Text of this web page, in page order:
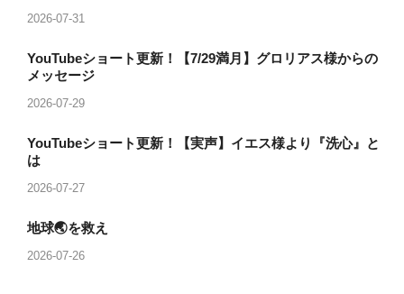
2026-07-31
YouTubeショート更新！【7/29満月】グロリアス様からの
メッセージ
2026-07-29
YouTubeショート更新！【実声】イエス様より『洗心』と
は
2026-07-27
地球🌏を救え
2026-07-26